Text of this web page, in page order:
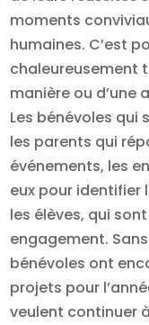
moments
humaines. C’est
chaleureusement
manière ou d’une
Les bénévoles qui
les parents qui
événements, les
eux pour identifier
les élèves, qui
engagement. Sans
bénévoles ont
projets pour
veulent continuer